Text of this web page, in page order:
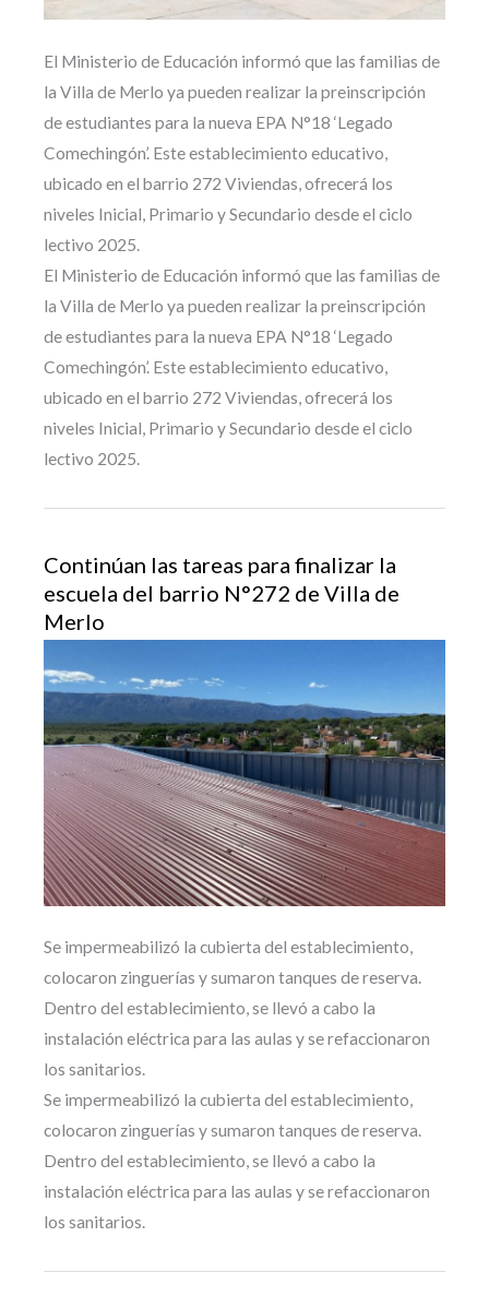
El Ministerio de Educación informó que las familias de
la Villa de Merlo ya pueden realizar la preinscripción
de estudiantes para la nueva EPA N°18 ‘Legado
Comechingón’. Este establecimiento educativo,
ubicado en el barrio 272 Viviendas, ofrecerá los
niveles Inicial, Primario y Secundario desde el ciclo
lectivo 2025.
El Ministerio de Educación informó que las familias de
la Villa de Merlo ya pueden realizar la preinscripción
de estudiantes para la nueva EPA N°18 ‘Legado
Comechingón’. Este establecimiento educativo,
ubicado en el barrio 272 Viviendas, ofrecerá los
niveles Inicial, Primario y Secundario desde el ciclo
lectivo 2025.
Continúan las tareas para finalizar la
escuela del barrio N°272 de Villa de
Merlo
Se impermeabilizó la cubierta del establecimiento,
colocaron zinguerías y sumaron tanques de reserva.
Dentro del establecimiento, se llevó a cabo la
instalación eléctrica para las aulas y se refaccionaron
los sanitarios.
Se impermeabilizó la cubierta del establecimiento,
colocaron zinguerías y sumaron tanques de reserva.
Dentro del establecimiento, se llevó a cabo la
instalación eléctrica para las aulas y se refaccionaron
los sanitarios.